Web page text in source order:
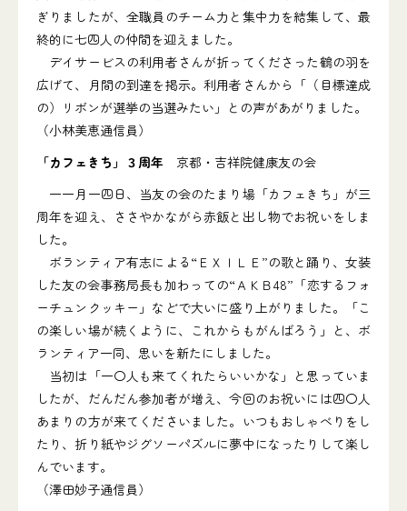
ぎりましたが、全職員のチーム力と集中力を結集して、最
終的に七四人の仲間を迎えました。
デイサービスの利用者さんが折ってくださった鶴の羽を
広げて、月間の到達を掲示。利用者さんから「（目標達成
の）リボンが選挙の当選みたい」との声があがりました。
（小林美恵通信員）
「カフェきち」３周年 京都・吉祥院健康友の会
一一月一四日、当友の会のたまり場「カフェきち」が三
周年を迎え、ささやかながら赤飯と出し物でお祝いをしま
した。
ボランティア有志による“ＥＸＩＬＥ”の歌と踊り、女装
した友の会事務局長も加わっての“ＡＫＢ48”「恋するフォ
ーチュンクッキー」などで大いに盛り上がりました。「こ
の楽しい場が続くように、これからもがんばろう」と、ボ
ランティア一同、思いを新たにしました。
当初は「一〇人も来てくれたらいいかな」と思っていま
したが、だんだん参加者が増え、今回のお祝いには四〇人
あまりの方が来てくださいました。いつもおしゃべりをし
たり、折り紙やジグソーパズルに夢中になったりして楽し
んでいます。
（澤田妙子通信員）